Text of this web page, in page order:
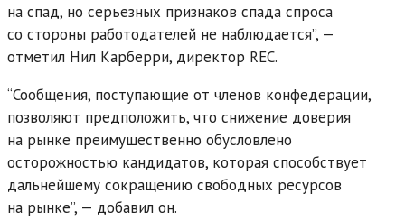
на спад, но серьезных признаков спада спроса
со стороны работодателей не наблюдается”, —
отметил Нил Карберри, директор REC.
“Сообщения, поступающие от членов конфедерации,
позволяют предположить, что снижение доверия
на рынке преимущественно обусловлено
осторожностью кандидатов, которая способствует
дальнейшему сокращению свободных ресурсов
на рынке”, — добавил он.